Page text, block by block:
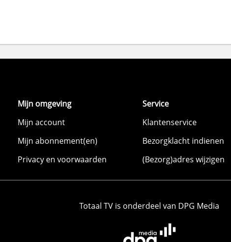
Mijn omgeving
Mijn account
Mijn abonnement(en)
Privacy en voorwaarden
Service
Klantenservice
Bezorgklacht indienen
(Bezorg)adres wijzigen
Totaal TV is onderdeel van DPG Media